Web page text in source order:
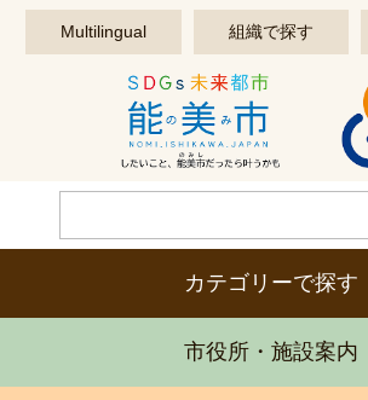
このページの本文へ移動する
Multilingual 組織で探す
カテゴリーで探す
市役所・施設案内